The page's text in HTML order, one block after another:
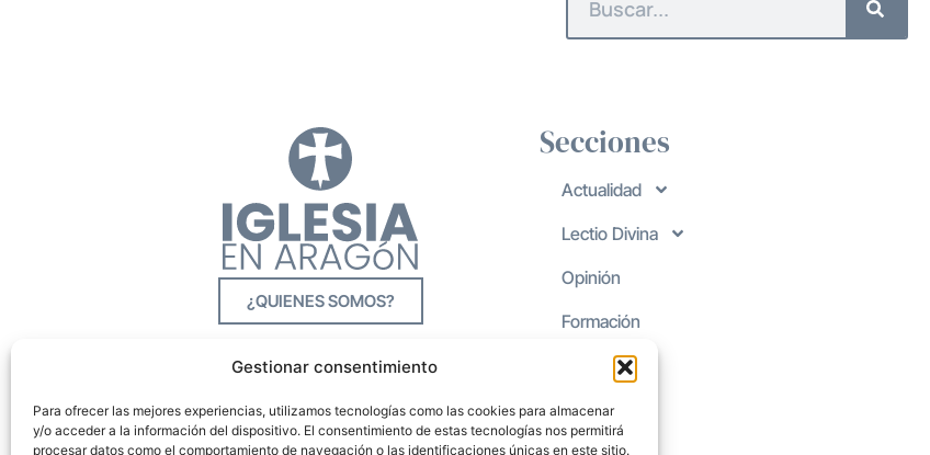
Gestionar consentimiento
Para ofrecer las mejores experiencias, utilizamos tecnologías como las cookies para almacenar
y/o acceder a la información del dispositivo. El consentimiento de estas tecnologías nos permitirá
procesar datos como el comportamiento de navegación o las identificaciones únicas en este sitio.
¿QUIENES SOMOS?
Secciones
Actualidad
Lectio Divina
Opinión
Formación